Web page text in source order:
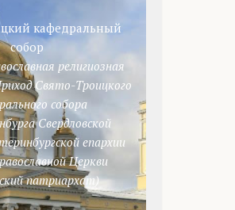
кафедральный
собор
религиозная
Свято-Троицкого
собора
Свердловской
епархии
Церкви
патриархат)